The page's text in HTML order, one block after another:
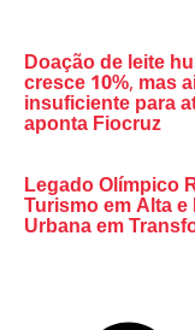
Doação de leite
cresce 10%, mas
insuficiente para
aponta Fiocruz
Legado Olímpico
Turismo em Alta
Urbana em